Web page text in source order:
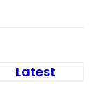
Latest